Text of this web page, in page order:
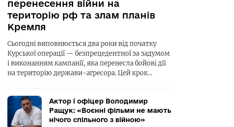
перенесення війни на
територію рф та злам планів
Кремля
Сьогодні виповнюється два роки від початку
Курської операції — безпрецедентної за задумом
і виконанням кампанії, яка перенесла бойові дії
на територію держави-агресора. Цей крок…
Актор і офіцер Володимир
Ращук: «Воєнні фільми не мають
нічого спільного з війною»